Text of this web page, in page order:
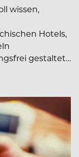
wissen,
Hotels,
gestaltet…